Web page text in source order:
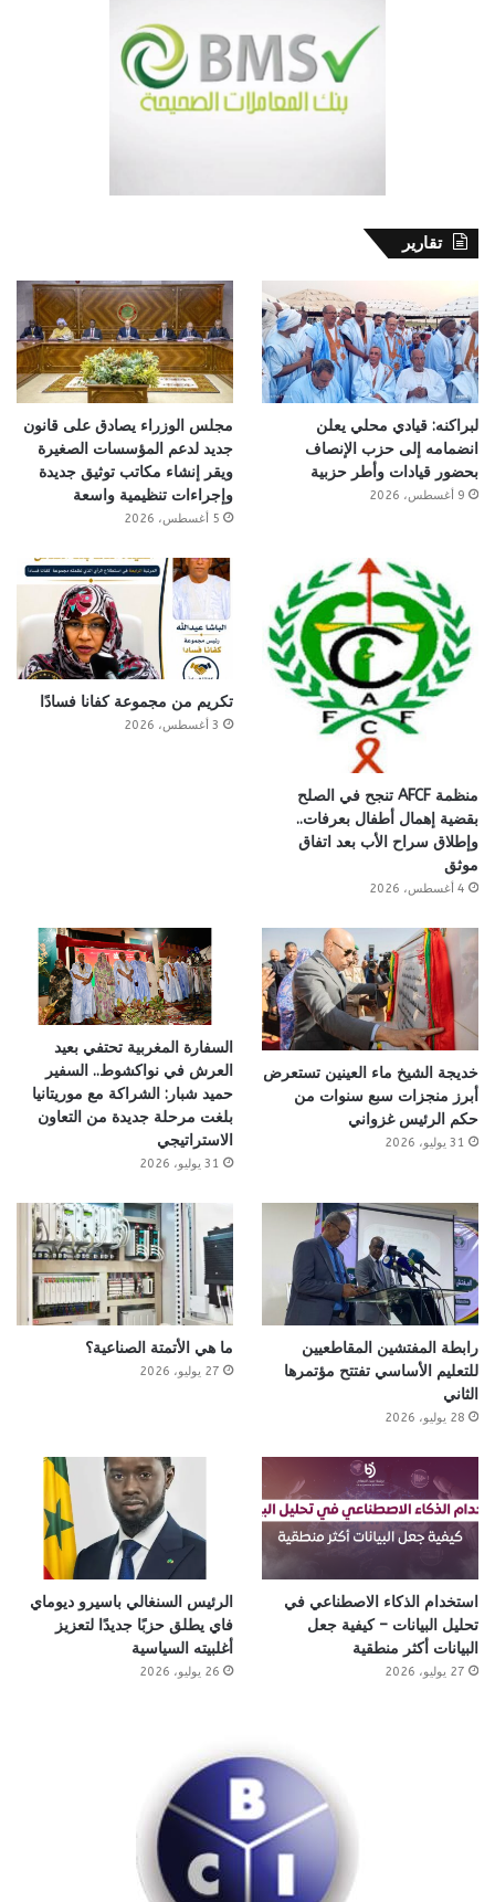
تقارير
لبراكنه: قيادي محلي يعلن
انضمامه إلى حزب الإنصاف
بحضور قيادات وأطر حزبية
9 أغسطس، 2026
مجلس الوزراء يصادق على قانون
جديد لدعم المؤسسات الصغيرة
ويقر إنشاء مكاتب توثيق جديدة
وإجراءات تنظيمية واسعة
5 أغسطس، 2026
منظمة AFCF تنجح في الصلح
بقضية إهمال أطفال بعرفات..
وإطلاق سراح الأب بعد اتفاق
موثق
4 أغسطس، 2026
تكريم من مجموعة كفانا فسادًا
3 أغسطس، 2026
خديجة الشيخ ماء العينين تستعرض
أبرز منجزات سبع سنوات من
حكم الرئيس غزواني
31 يوليو، 2026
السفارة المغربية تحتفي بعيد
العرش في نواكشوط.. السفير
حميد شبار: الشراكة مع موريتانيا
بلغت مرحلة جديدة من التعاون
الاستراتيجي
31 يوليو، 2026
رابطة المفتشين المقاطعيين
للتعليم الأساسي تفتتح مؤتمرها
الثاني
28 يوليو، 2026
ما هي الأتمتة الصناعية؟
27 يوليو، 2026
استخدام الذكاء الاصطناعي في
تحليل البيانات – كيفية جعل
البيانات أكثر منطقية
27 يوليو، 2026
الرئيس السنغالي باسيرو ديوماي
فاي يطلق حزبًا جديدًا لتعزيز
أغلبيته السياسية
26 يوليو، 2026